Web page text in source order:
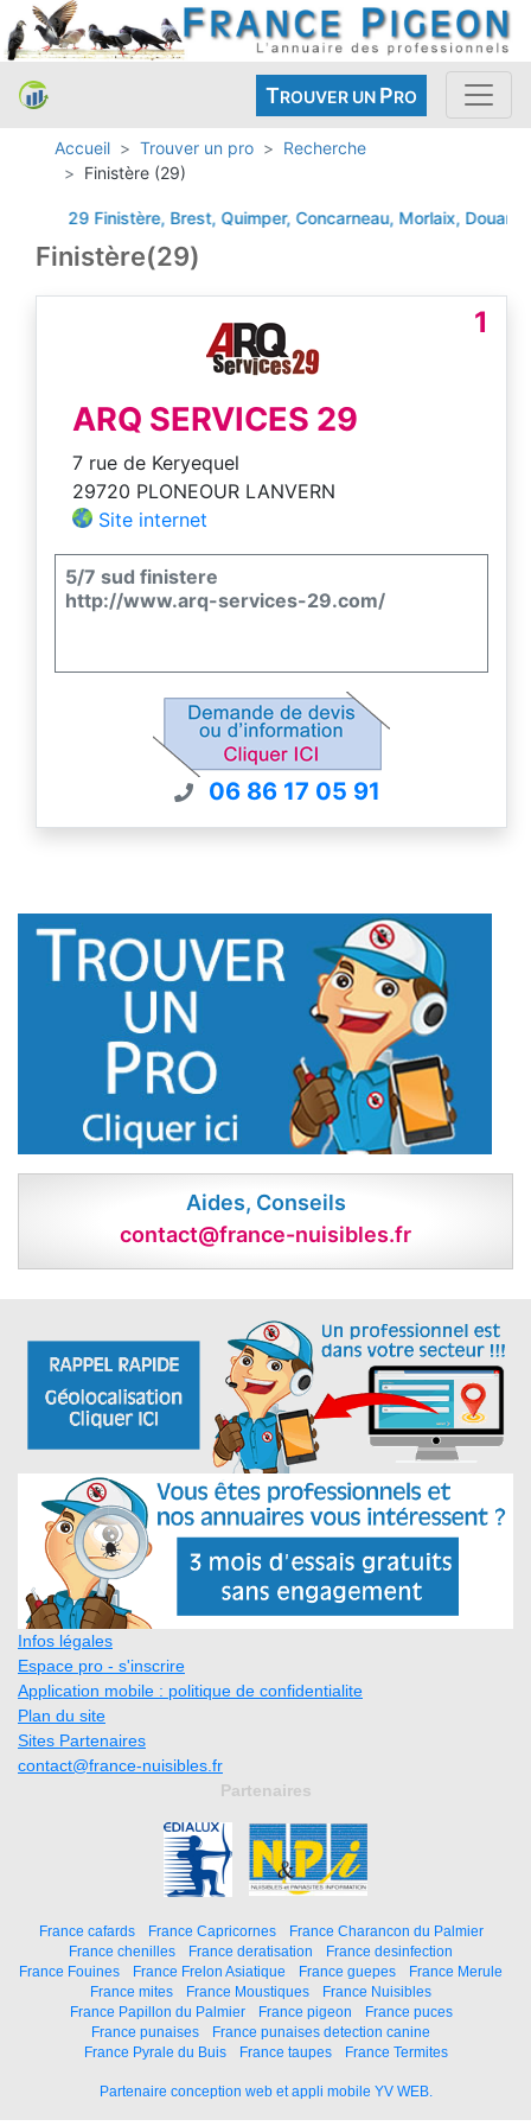
TROUVER UN PRO
Accueil Trouver un pro
Recherche
Finistère (29)
29 Finistère, Brest, Quimper, Concarneau, Morlaix,
Finistère(29)
1
ARQ SERVICES 29
7 rue de Keryequel
29720 PLONEOUR LANVERN
Site internet
5/7 sud finistere
http://www.arq-services-29.com/
06 86 17 05 91
Aides, Conseils
contact@france-nuisibles.fr
Infos légales
Espace pro - s'inscrire
Application mobile : politique de confidentialite
Plan du site
Sites Partenaires
contact@france-nuisibles.fr
Partenaires
France cafards France Capricornes
France Charancon du Palmier
France chenilles
France deratisation
France desinfection
France Fouines
France Frelon Asiatique France guepes
France Merule
France mites
France Moustiques
France Nuisibles
France Papillon du Palmier
France pigeon
France puces
France punaises
France punaises detection canine
France Pyrale du Buis
France taupes France Termites
Partenaire conception web et appli mobile YV WEB.